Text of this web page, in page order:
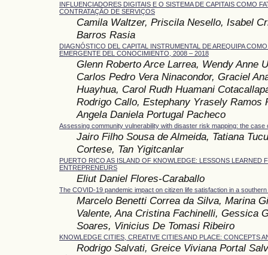
INFLUENCIADORES DIGITAIS E O SISTEMA DE CAPITAIS COMO
CONTRATAÇÃO DE SERVIÇOS
Camila Waltzer, Priscila Nesello, Isabel
Barros Rasia
DIAGNÓSTICO DEL CAPITAL INSTRUMENTAL DE AREQUIPA
EMERGENTE DEL CONOCIMIENTO, 2008 – 2018
Glenn Roberto Arce Larrea, Wendy Anne
Carlos Pedro Vera Ninacondor, Graciel
Huayhua, Carol Rudh Huamani
Rodrigo Callo, Estephany Yrasely Ramos
Angela Daniela Portugal Pacheco
Assessing community vulnerability with disaster risk mapping: the case
Jairo Filho Sousa de Almeida, Tatiana
Cortese, Tan Yigitcanlar
PUERTO RICO AS ISLAND OF KNOWLEDGE: LESSONS LEARNED
ENTREPRENEURS
Eliut Daniel Flores-Caraballo
The COVID-19 pandemic impact on citizen life satisfaction in a
Marcelo Benetti Correa da Silva, Marina
Valente, Ana Cristina Fachinelli, Gessica
Soares, Vinicius De Tomasi Ribeiro
KNOWLEDGE CITIES, CREATIVE CITIES AND PLACE: CONCEPTS
Rodrigo Salvati, Greice Viviana Portal